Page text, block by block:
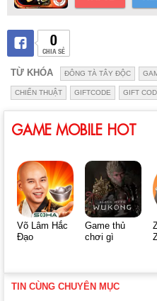
0
CHIA SẺ
TỪ KHÓA ĐÔNG TÀ TÂY ĐỘC
CHIẾN THUẬT GIFTCODE GIFT
GAME MOBILE HOT
Võ Lâm Hắc
Đạo
Game thủ
chơi gì
TIN CÙNG CHUYÊN MỤC